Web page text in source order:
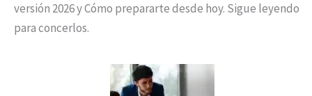
versión 2026 y Cómo prepararte desde hoy. Sigue leyendo
para concerlos.